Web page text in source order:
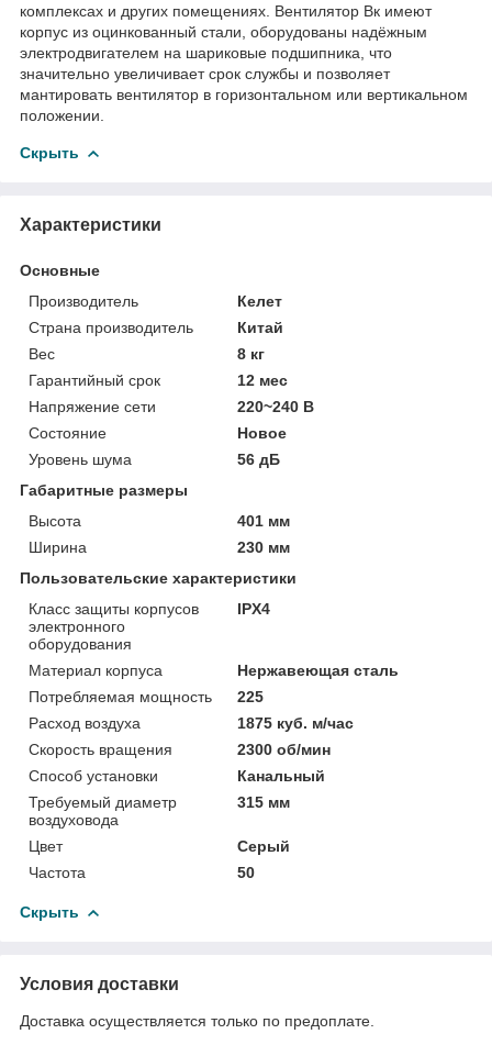
комплексах и других помещениях. Вентилятор Вк имеют
корпус из оцинкованный стали, оборудованы надёжным
электродвигателем на шариковые подшипника, что
значительно увеличивает срок службы и позволяет
мантировать вентилятор в горизонтальном или вертикальном
положении.
Скрыть
Характеристики
Основные
Производитель
Келет
Страна производитель
Китай
Вес
8 кг
Гарантийный срок
12 мес
Напряжение сети
220~240 В
Состояние
Новое
Уровень шума
56 дБ
Габаритные размеры
Высота
401 мм
Ширина
230 мм
Пользовательские характеристики
Класс защиты корпусов
электронного
оборудования
IPХ4
Материал корпуса
Нержавеющая сталь
Потребляемая мощность
225
Расход воздуха
1875 куб. м/час
Скорость вращения
2300 об/мин
Способ установки
Канальный
Требуемый диаметр
воздуховода
315 мм
Цвет
Серый
Частота
50
Скрыть
Условия доставки
Доставка осуществляется только по предоплате.